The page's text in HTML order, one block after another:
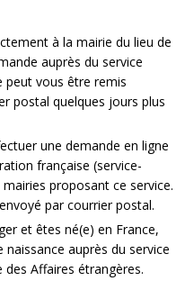
à la mairie du lieu de
auprès du service
peut vous être remis
postal quelques jours plus
une demande en ligne
française (service-
proposant ce service.
par courrier postal.
et êtes né(e) en France,
naissance auprès du service
des Affaires étrangères.